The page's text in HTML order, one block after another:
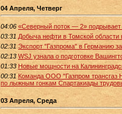
04 Апреля, Четверг
04:06 «Северный поток — 2»
03:31 Добыча нефти в Томской области
02:31 Экспорт "Газпрома" в Германию
02:13 WSJ узнала о подготовке
01:33 Новые мощности на
00:31 Команда ООО "Газпром трансгаз
по лыжным гонкам Спартакиады
03 Апреля, Среда